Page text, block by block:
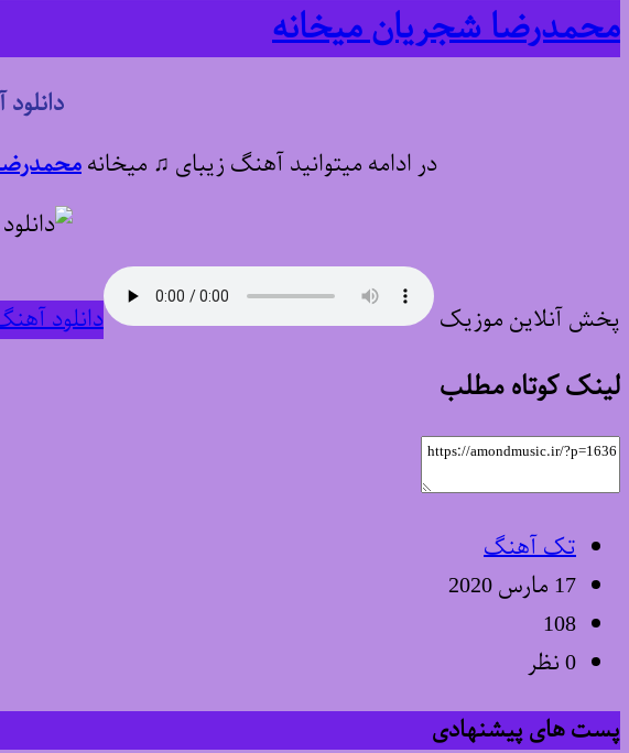
محمدرضا شجریان میخانه
در ادامه میتوانید آهنگ زیبای ♫ میخانه
پخش آنلاین موزیک دانلود
لینک کوتاه مطلب
تک آهنگ
17 مارس 2020
108
0 نظر
پست های پیشنهادی